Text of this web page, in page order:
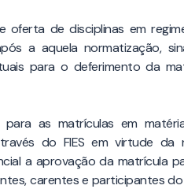
oferta de disciplinas em
a aquela normatização,
para o deferimento da
para as matrículas em
do FIES em virtude
a aprovação da matrícula
carentes e participantes do